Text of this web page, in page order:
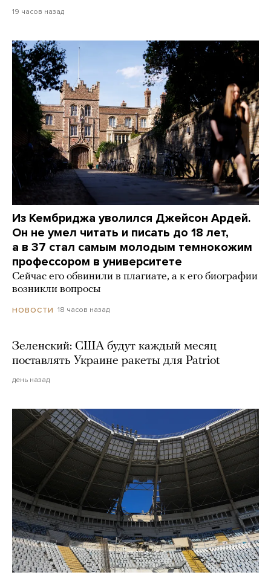
19 часов назад
Из Кембриджа уволился Джейсон Ардей.
Он не умел читать и писать до 18 лет,
а в 37 стал самым молодым темнокожим
профессором в университете
Сейчас его обвинили в плагиате, а к его биографии
возникли вопросы
НОВОСТИ 18 часов назад
Зеленский: США будут каждый месяц
поставлять Украине ракеты для Patriot
день назад